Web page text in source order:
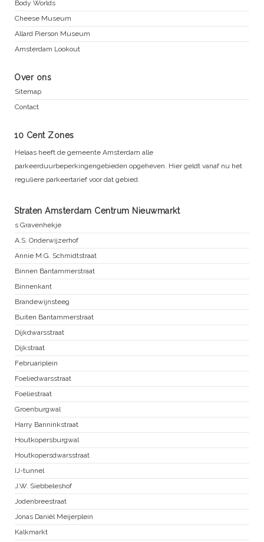
Body Worlds
Cheese Museum
Allard Pierson Museum
Amsterdam Lookout
Over ons
Sitemap
Contact
10 Cent Zones
Helaas heeft de gemeente Amsterdam alle
parkeerduurbeperkingengebieden opgeheven. Hier geldt vanaf nu het
reguliere parkeertarief voor dat gebied.
Straten Amsterdam Centrum Nieuwmarkt
s Gravenhekje
A.S. Onderwijzerhof
Annie M.G. Schmidtstraat
Binnen Bantammerstraat
Binnenkant
Brandewijnsteeg
Buiten Bantammerstraat
Dijkdwarsstraat
Dijkstraat
Februariplein
Foeliedwarsstraat
Foeliestraat
Groenburgwal
Harry Banninkstraat
Houtkopersburgwal
Houtkopersdwarsstraat
IJ-tunnel
J.W. Siebbeleshof
Jodenbreestraat
Jonas Daniël Meijerplein
Kalkmarkt